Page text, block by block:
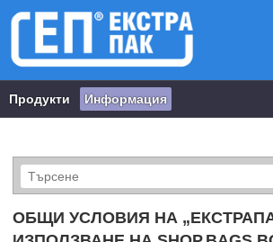
Продукти Информация
ОБЩИ УСЛОВИЯ НА